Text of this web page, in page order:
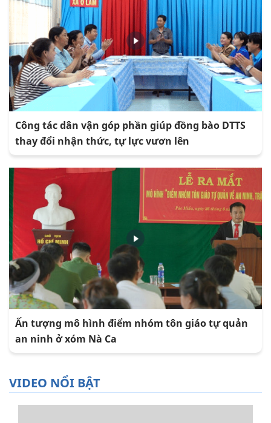
Công tác dân vận góp phần giúp đồng bào DTTS
thay đổi nhận thức, tự lực vươn lên
Ấn tượng mô hình điểm nhóm tôn giáo tự quản
an ninh ở xóm Nà Ca
VIDEO NỔI BẬT